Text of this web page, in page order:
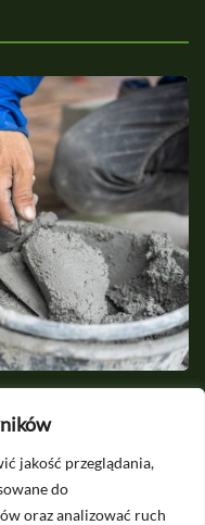
jakość przeglądania,
do
oraz analizować ruch